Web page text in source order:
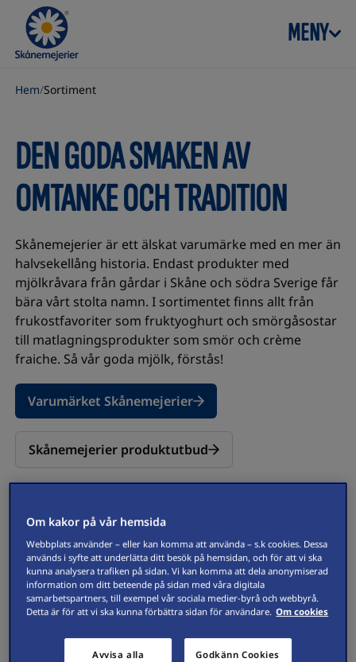
Skip to content
MENY
Hem/Sortiment
DEN GODA SMAKEN AV
OMTANKE OCH TRADITION
Skånemejerier är ett älskat varumärke med en mer än
halvsekellång historia. Endast produkter med
mjölkråvara från gårdar i Skåne och södra Sverige får
bära vårt stolta namn. I sortimentet finns allt från
frukostfavoriter som fruktyoghurt och smörgåsostar
till matlagningsprodukter som smör och crème
fraiche. Så vår goda mjölk, förstås!
Varumärket Skånemejerier
Skånemejerier produktutbud
Om kakor på vår hemsida
Webbplats använder – eller kan komma att använda – s.k cookies. Dessa
används i syfte att underlätta ditt besök på hemsidan, och för att vi ska
kunna analysera trafiken på sidan. Vi kan komma att dela anonymiserad
information om ditt beteende på sidan med våra digitala
samarbetspartners, till exempel vår sociala medier-byrå och webbyrå.
Detta är för att vi ska kunna förbättra sidan för användare. Om cookies
Avvisa alla Godkänn Cookies